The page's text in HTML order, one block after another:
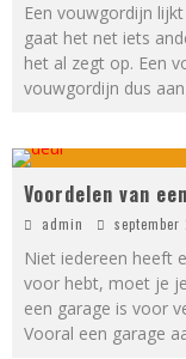
Een vouwgordijn
gaat het net iets
het al zegt op. Een
vouwgordijn dus
Voordelen van
admin september
Niet iedereen heeft
voor hebt, moet je
een garage is voor
Vooral een garage